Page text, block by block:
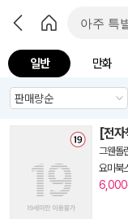
일반 만화
[전
그웬돌
요미북
6,000